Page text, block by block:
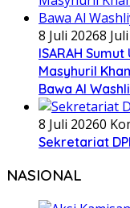
8 Juli 20268
ISARAH
Masyhuril
Bawa Al
8 Juli 20260
Sekretariat
NASIONAL